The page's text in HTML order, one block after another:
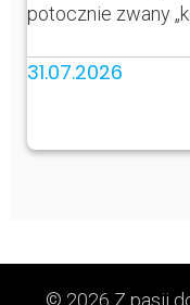
potocznie zwany
31.07.2026
© 2026 Z pasji